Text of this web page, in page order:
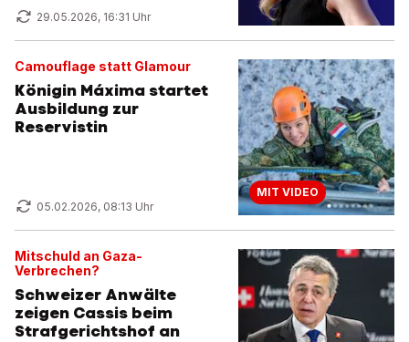
29.05.2026, 16:31 Uhr
Camouflage statt Glamour
Königin Máxima startet
Ausbildung zur
Reservistin
05.02.2026, 08:13 Uhr
MIT VIDEO
Mitschuld an Gaza-
Verbrechen?
Schweizer Anwälte
zeigen Cassis beim
Strafgerichtshof an